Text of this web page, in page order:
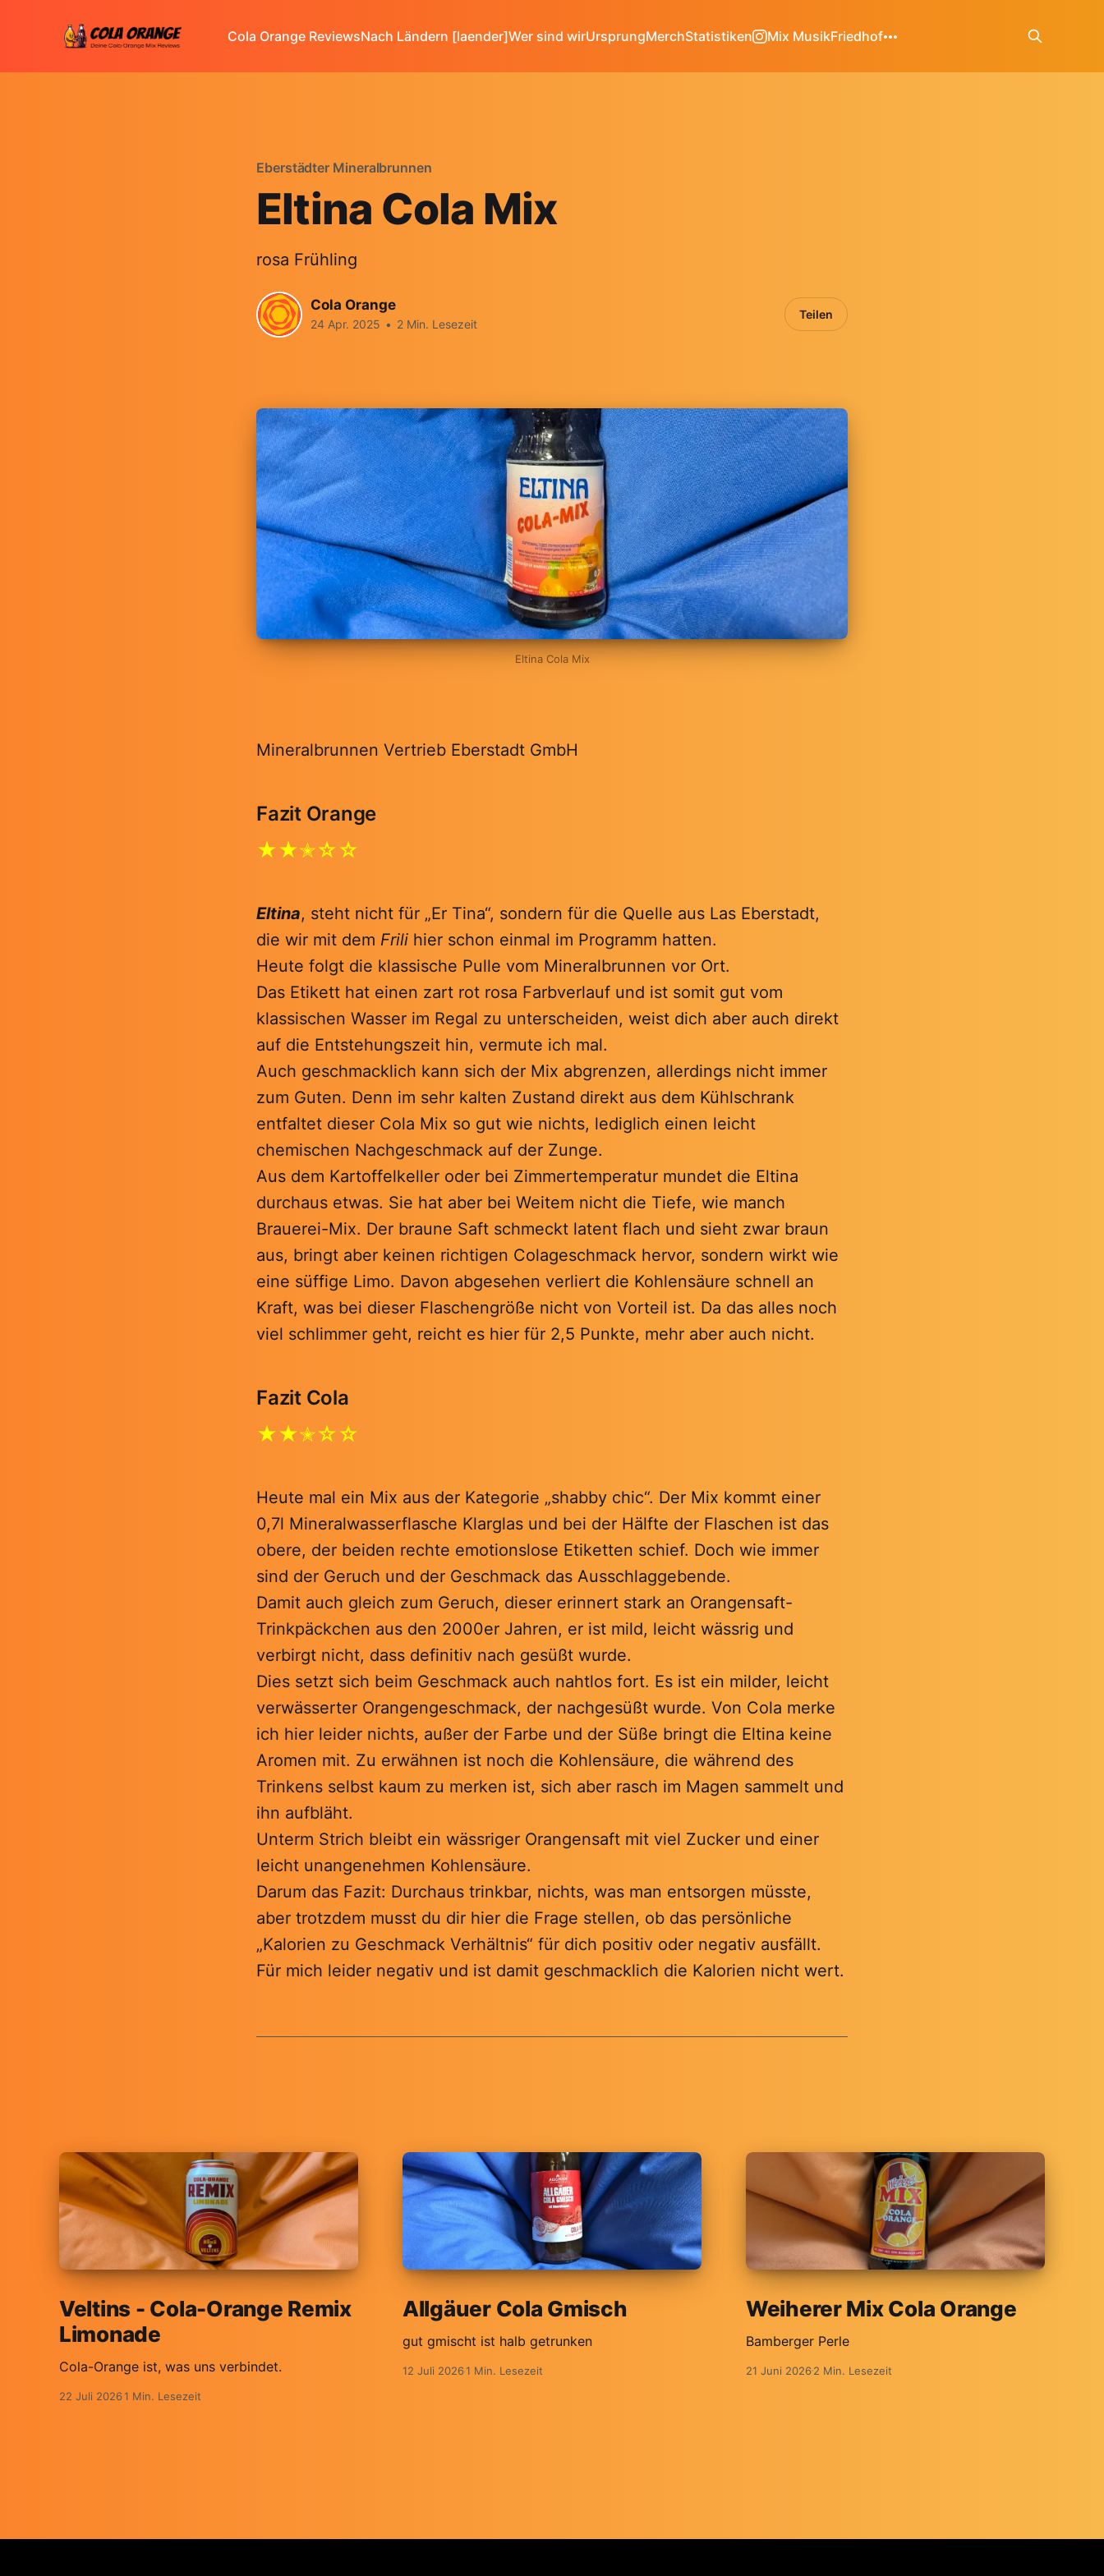
Cola Orange ReviewsNach Ländern [laender]Wer sind wirUrsprungMerchStatistiken Mix MusikFriedhof
Eberstädter Mineralbrunnen
Eltina Cola Mix
rosa Frühling
Cola Orange
24 Apr. 2025 • 2 Min. Lesezeit
Teilen
Eltina Cola Mix
Mineralbrunnen Vertrieb Eberstadt GmbH
Fazit Orange
★★✭☆☆
Eltina, steht nicht für „Er Tina“, sondern für die Quelle aus Las Eberstadt,
die wir mit dem Frili hier schon einmal im Programm hatten.
Heute folgt die klassische Pulle vom Mineralbrunnen vor Ort.
Das Etikett hat einen zart rot rosa Farbverlauf und ist somit gut vom
klassischen Wasser im Regal zu unterscheiden, weist dich aber auch direkt
auf die Entstehungszeit hin, vermute ich mal.
Auch geschmacklich kann sich der Mix abgrenzen, allerdings nicht immer
zum Guten. Denn im sehr kalten Zustand direkt aus dem Kühlschrank
entfaltet dieser Cola Mix so gut wie nichts, lediglich einen leicht
chemischen Nachgeschmack auf der Zunge.
Aus dem Kartoffelkeller oder bei Zimmertemperatur mundet die Eltina
durchaus etwas. Sie hat aber bei Weitem nicht die Tiefe, wie manch
Brauerei-Mix. Der braune Saft schmeckt latent flach und sieht zwar braun
aus, bringt aber keinen richtigen Colageschmack hervor, sondern wirkt wie
eine süffige Limo. Davon abgesehen verliert die Kohlensäure schnell an
Kraft, was bei dieser Flaschengröße nicht von Vorteil ist. Da das alles noch
viel schlimmer geht, reicht es hier für 2,5 Punkte, mehr aber auch nicht.
Fazit Cola
★★✭☆☆
Heute mal ein Mix aus der Kategorie „shabby chic“. Der Mix kommt einer
0,7l Mineralwasserflasche Klarglas und bei der Hälfte der Flaschen ist das
obere, der beiden rechte emotionslose Etiketten schief. Doch wie immer
sind der Geruch und der Geschmack das Ausschlaggebende.
Damit auch gleich zum Geruch, dieser erinnert stark an Orangensaft-
Trinkpäckchen aus den 2000er Jahren, er ist mild, leicht wässrig und
verbirgt nicht, dass definitiv nach gesüßt wurde.
Dies setzt sich beim Geschmack auch nahtlos fort. Es ist ein milder, leicht
verwässerter Orangengeschmack, der nachgesüßt wurde. Von Cola merke
ich hier leider nichts, außer der Farbe und der Süße bringt die Eltina keine
Aromen mit. Zu erwähnen ist noch die Kohlensäure, die während des
Trinkens selbst kaum zu merken ist, sich aber rasch im Magen sammelt und
ihn aufbläht.
Unterm Strich bleibt ein wässriger Orangensaft mit viel Zucker und einer
leicht unangenehmen Kohlensäure.
Darum das Fazit: Durchaus trinkbar, nichts, was man entsorgen müsste,
aber trotzdem musst du dir hier die Frage stellen, ob das persönliche
„Kalorien zu Geschmack Verhältnis“ für dich positiv oder negativ ausfällt.
Für mich leider negativ und ist damit geschmacklich die Kalorien nicht wert.
Veltins - Cola-Orange Remix
Limonade
Cola-Orange ist, was uns verbindet.
22 Juli 20261 Min. Lesezeit
Allgäuer Cola Gmisch
gut gmischt ist halb getrunken
12 Juli 20261 Min. Lesezeit
Weiherer Mix Cola Orange
Bamberger Perle
21 Juni 20262 Min. Lesezeit